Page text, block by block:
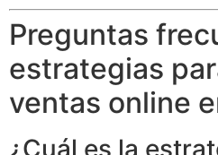
Preguntas
estrategias
ventas online
¿Cuál es la